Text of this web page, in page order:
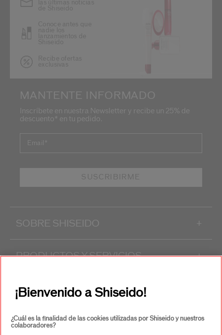
MANTENTE INFORMADO
Inscríbete en nuestra Newsletter y recibe un 25% de
descuento* en tu pedido.
*
Email
SUSCRIBIRME
SOBRE SHISEIDO +
PRODUCTOS Y SERVICIOS +
CONTACTO
¡Bienvenido a Shiseido!
¿Cuál es la finalidad de las cookies utilizadas por Shiseido y nuestros
colaboradores?